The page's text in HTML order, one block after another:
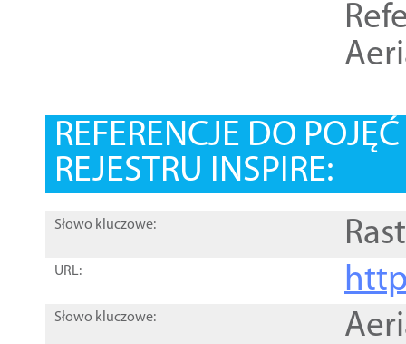
REFERENCJE DO
REJESTRU INSPIRE:
Słowo kluczowe:
URL:
Słowo kluczowe: